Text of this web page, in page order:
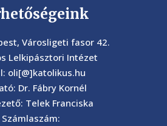
Városligeti fasor 42.
Lelkipásztori Intézet
oli[@]katolikus.hu
Dr. Fábry Kornél
Telek Franciska
Számlaszám: